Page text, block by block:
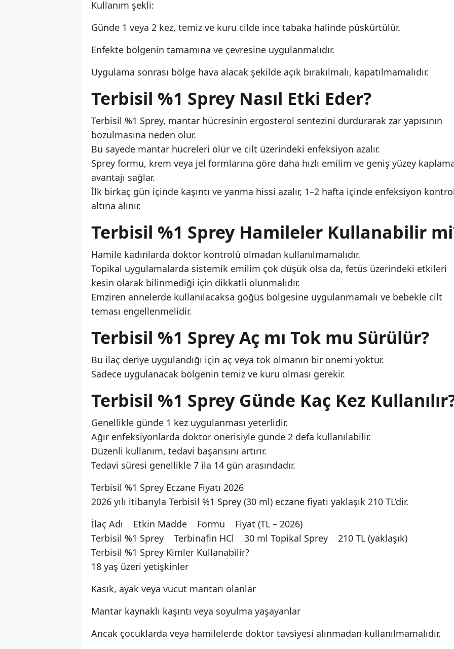
Kullanım şekli:
Günde 1 veya 2 kez, temiz ve kuru cilde ince tabaka halinde püskürtülür.
Enfekte bölgenin tamamına ve çevresine uygulanmalıdır.
Uygulama sonrası bölge hava alacak şekilde açık bırakılmalı, kapatılmamalıdır.
Terbisil %1 Sprey Nasıl Etki Eder?
Terbisil %1 Sprey, mantar hücresinin ergosterol sentezini durdurarak zar yapısının
bozulmasına neden olur.
Bu sayede mantar hücreleri ölür ve cilt üzerindeki enfeksiyon azalır.
Sprey formu, krem veya jel formlarına göre daha hızlı emilim ve geniş yüzey
avantajı sağlar.
İlk birkaç gün içinde kaşıntı ve yanma hissi azalır, 1–2 hafta içinde enfeksiyon
altına alınır.
Terbisil %1 Sprey Hamileler Kullanabilir
Hamile kadınlarda doktor kontrolü olmadan kullanılmamalıdır.
Topikal uygulamalarda sistemik emilim çok düşük olsa da, fetüs üzerindeki etkileri
kesin olarak bilinmediği için dikkatli olunmalıdır.
Emziren annelerde kullanılacaksa göğüs bölgesine uygulanmamalı ve bebekle cilt
teması engellenmelidir.
Terbisil %1 Sprey Aç mı Tok mu Sürülür?
Bu ilaç deriye uygulandığı için aç veya tok olmanın bir önemi yoktur.
Sadece uygulanacak bölgenin temiz ve kuru olması gerekir.
Terbisil %1 Sprey Günde Kaç Kez
Genellikle günde 1 kez uygulanması yeterlidir.
Ağır enfeksiyonlarda doktor önerisiyle günde 2 defa kullanılabilir.
Düzenli kullanım, tedavi başarısını artırır.
Tedavi süresi genellikle 7 ila 14 gün arasındadır.
Terbisil %1 Sprey Eczane Fiyatı 2026
2026 yılı itibarıyla Terbisil %1 Sprey (30 ml) eczane fiyatı yaklaşık 210 TL’dir.
İlaç Adı Etkin Madde Formu Fiyat (TL – 2026)
Terbisil %1 Sprey Terbinafin HCl 30 ml Topikal Sprey 210 TL (yaklaşık)
Terbisil %1 Sprey Kimler Kullanabilir?
18 yaş üzeri yetişkinler
Kasık, ayak veya vücut mantarı olanlar
Mantar kaynaklı kaşıntı veya soyulma yaşayanlar
Ancak çocuklarda veya hamilelerde doktor tavsiyesi alınmadan kullanılmamalıdır.